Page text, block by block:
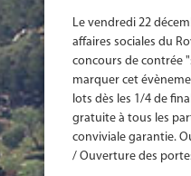
Le vendredi 22
affaires sociales du
concours de contrée
marquer cet
lots dès les 1/4 de
gratuite à tous les
conviviale garantie.
/ Ouverture des